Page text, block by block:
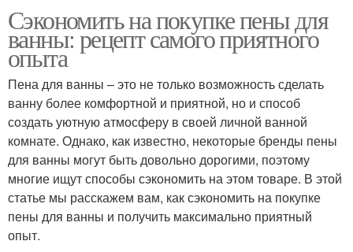
Сэкономить на покупке пены для
ванны: рецепт самого приятного
опыта
Пена для ванны – это не только возможность сделать
ванну более комфортной и приятной, но и способ
создать уютную атмосферу в своей личной ванной
комнате. Однако, как известно, некоторые бренды пены
для ванны могут быть довольно дорогими, поэтому
многие ищут способы сэкономить на этом товаре. В этой
статье мы расскажем вам, как сэкономить на покупке
пены для ванны и получить максимально приятный
опыт.